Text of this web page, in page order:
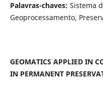
Palavras-chaves: Sistema
Geoprocessamento,
GEOMATICS APPLIED IN
IN PERMANENT